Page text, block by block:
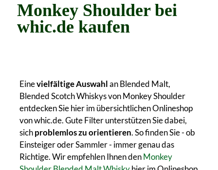
Monkey Shoulder bei
whic.de kaufen
Einevielfältige Auswahlan Blended Malt,
Blended Scotch Whiskys von Monkey Shoulder
entdecken Sie hier im übersichtlichen Onlineshop
von whic.de. Gute Filter unterstützen Sie dabei,
sichproblemlos zu orientieren. So finden Sie - ob
Einsteiger oder Sammler - immer genau das
Richtige. Wir empfehlen Ihnen denMonkey